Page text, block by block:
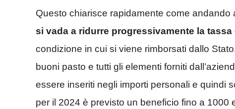
Questo chiarisce rapidamente come
si vada a ridurre progressivamente la tassa
condizione in cui si viene rimborsati dallo
buoni pasto e tutti gli elementi forniti
essere inseriti negli importi personali e quindi
per il 2024 è previsto un beneficio fino a